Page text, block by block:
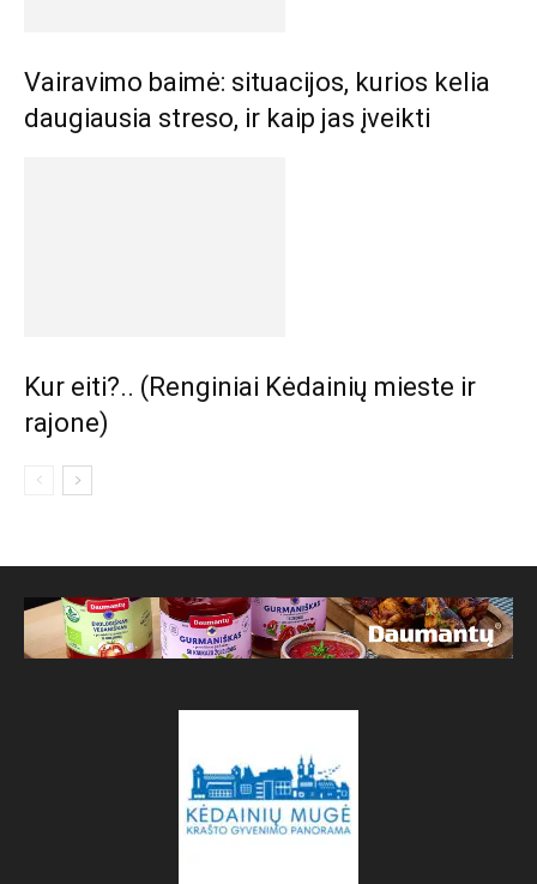
Vairavimo baimė: situacijos, kurios kelia
daugiausia streso, ir kaip jas įveikti
Kur eiti?.. (Renginiai Kėdainių mieste ir
rajone)